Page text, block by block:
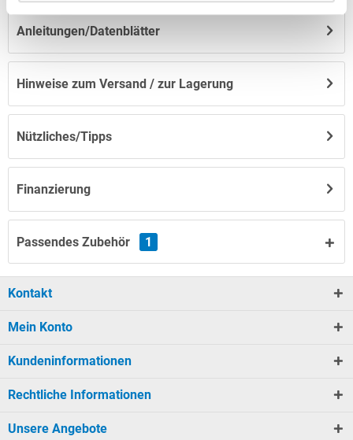
Finanzierung
Anleitungen/Datenblätter
Hinweise zum Versand / zur Lagerung
Nützliches/Tipps
Passendes Zubehör 1
Kontakt
Mein Konto
Kundeninformationen
Rechtliche Informationen
Unsere Angebote